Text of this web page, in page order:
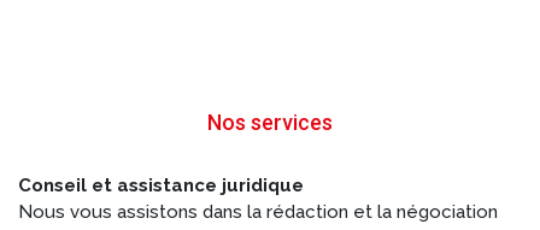
Nos services
Conseil et assistance juridique
Nous vous assistons dans la rédaction et la négociation